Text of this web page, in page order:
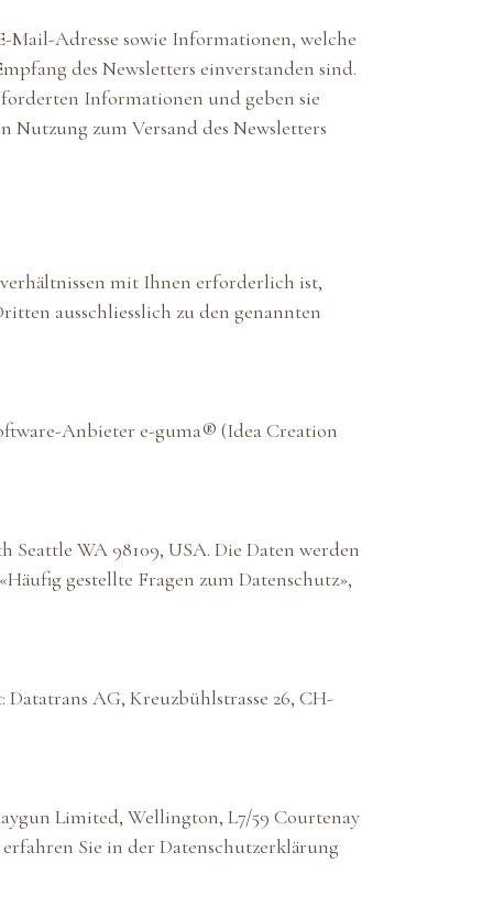
Mail-Adresse sowie Informationen, welche
des Newsletters einverstanden sind.
Informationen und geben sie
zum Versand des Newsletters
mit Ihnen erforderlich ist,
ausschliesslich zu den genannten
Anbieter e-guma® (Idea Creation
Seattle WA 98109, USA. Die Daten werden
«Häufig gestellte Fragen zum Datenschutz»,
AG, Kreuzbühlstrasse 26, CH-
Limited, Wellington, L7/59 Courtenay
Sie in der Datenschutzerklärung